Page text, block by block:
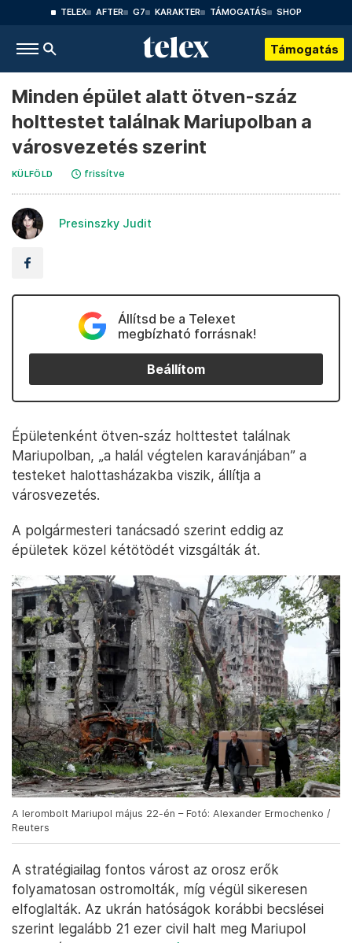
TELEX AFTER G7 KARAKTER TÁMOGATÁS SHOP
Támogatás
Minden épület alatt ötven-száz
holttestet találnak Mariupolban a
városvezetés szerint
KÜLFÖLD frissítve
Presinszky Judit
Állítsd be a Telexet
megbízható forrásnak!
Beállítom
Épületenként ötven-száz holttestet találnak
Mariupolban, „a halál végtelen karavánjában” a
testeket halottasházakba viszik, állítja a
városvezetés.
A polgármesteri tanácsadó szerint eddig az
épületek közel kétötödét vizsgálták át.
A lerombolt Mariupol május 22-én – Fotó: Alexander Ermochenko /
Reuters
A stratégiailag fontos várost az orosz erők
folyamatosan ostromolták, míg végül sikeresen
elfoglalták. Az ukrán hatóságok korábbi becslései
szerint legalább 21 ezer civil halt meg Mariupol